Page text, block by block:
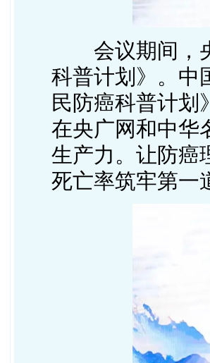
会议期间，
科普计划》。中
民防癌科普计划
在央广网和中华
生产力。让防癌
死亡率筑牢第一